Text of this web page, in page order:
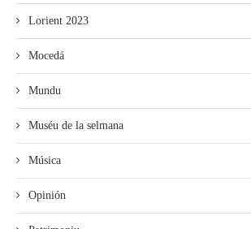
Lorient 2023
Mocedá
Mundu
Muséu de la selmana
Música
Opinión